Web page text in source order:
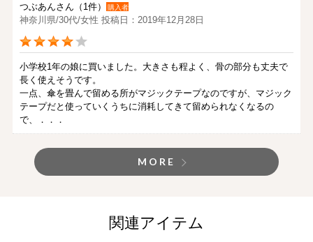
つぶあんさん（1件） 購入者
神奈川県/30代/女性 投稿日：2019年12月28日
小学校1年の娘に買いました。大きさも程よく、骨の部分も丈夫で
長く使えそうです。
一点、傘を畳んで留める所がマジックテープなのですが、マジック
テープだと使っていくうちに消耗してきて留められなくなるの
で、．．．
MORE
関連アイテム